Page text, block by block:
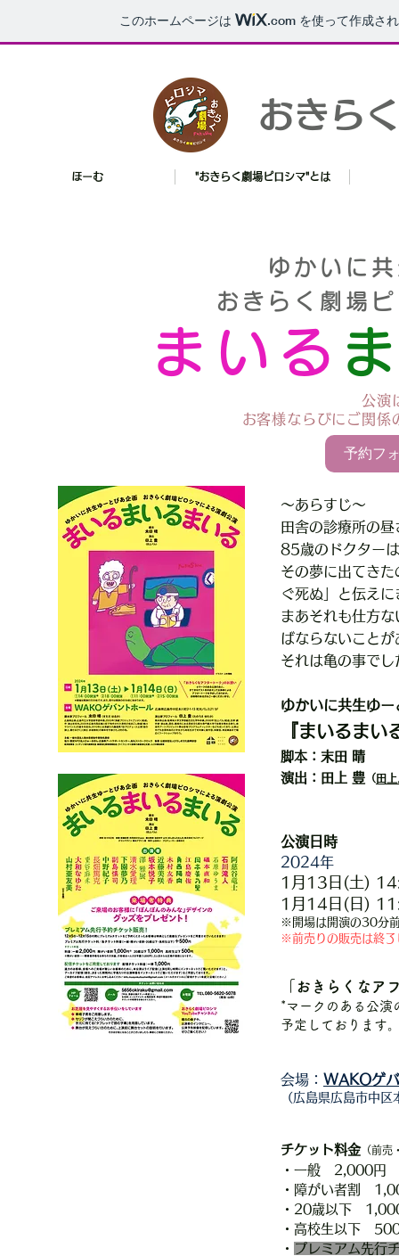
このホームページは .comを使って作成さ
おきら
ほーむ "おきらく劇場ピロシマ"とは
ゆかいに
おきらく劇場
まいる
公演
お客様ならびにご関係
予約フ
〜あらすじ〜
田舎の診療所の昼
85歳のドクター
その夢に出てき
ぐ死ぬ」と伝え
まあそれも仕方
ばならないこと
それは亀の事でし
ゆかいに共生ゆ
『まいるまい
脚本：末田 晴
演出：田上 豊 （ 田
公演日 時
2024年
1月13日(土) 1
1月14日(日)
※開場は開演の30分
※前売りの販売は終了
「おきらくなア
*マークのある公演
予定しております
会場： WAKOゲ
（広島県広島市中
チケット料金（前売
・一般 2,000円
・障がい者割
・20歳以下
・高校生以下
・ プレミアム先行